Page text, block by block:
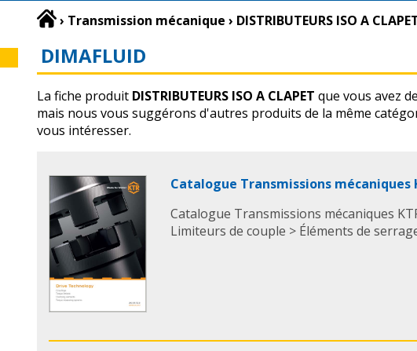
› Transmission mécanique › DISTRIBUTEURS ISO A
DIMAFLUID
La fiche produit DISTRIBUTEURS ISO A CLAPET que vous avez
mais nous vous suggérons d'autres produits de la même
vous intéresser.
Catalogue Transmissions mécaniques
Catalogue Transmissions mécaniques
Limiteurs de couple > Éléments de